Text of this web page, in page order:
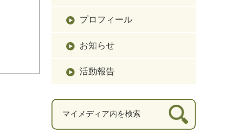
プロフィール
お知らせ
活動報告